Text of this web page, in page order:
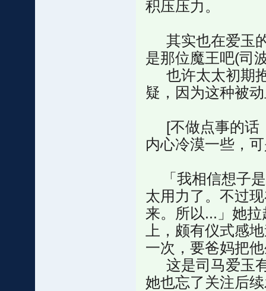
积压压力。
其实也在爱玉
是那位魔王吧(司
也许太太初期
疑，因为这种被
[不做点事的话
内心冷漠一些，
「我相信想子是
太用力了。不过
来。所以...」她
上，颇有仪式感
一次，要爸妈把
这是司马爱玉
她也忘了关注后